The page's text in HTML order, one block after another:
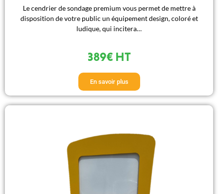
Le cendrier de sondage premium vous permet de mettre à
disposition de votre public un équipement design, coloré et
ludique, qui incitera…
389€ HT
En savoir plus